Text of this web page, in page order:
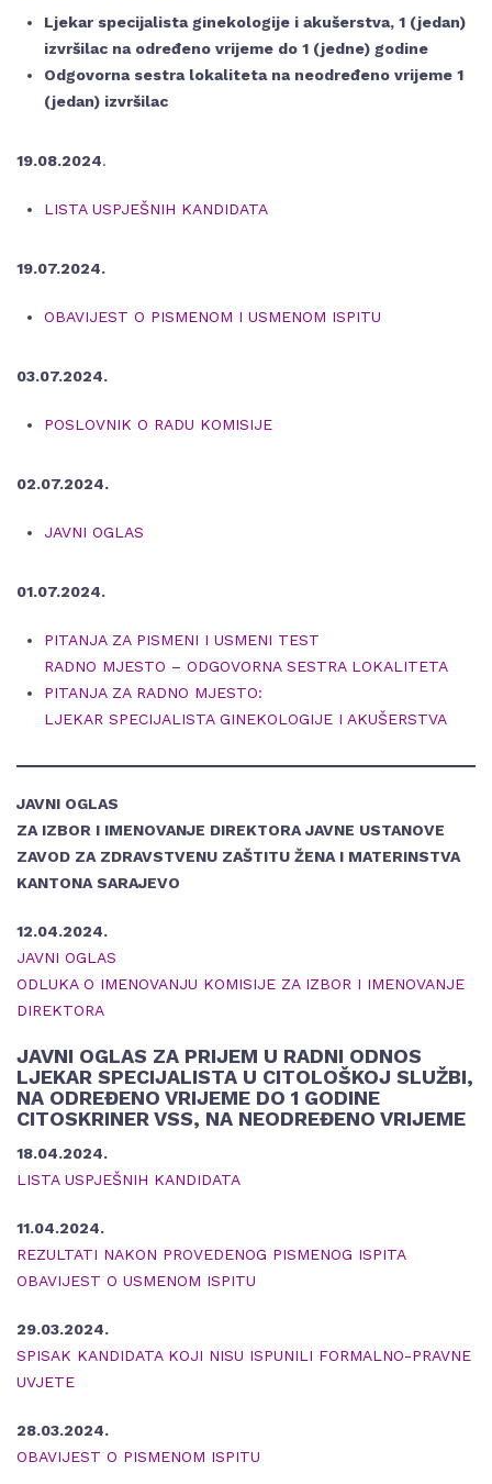
Ljekar specijalista ginekologije i akušerstva, 1 (jedan)
izvršilac na određeno vrijeme do 1 (jedne) godine
Odgovorna sestra lokaliteta na neodređeno vrijeme 1
(jedan) izvršilac
19.08.2024.
LISTA USPJEŠNIH KANDIDATA
19.07.2024.
OBAVIJEST O PISMENOM I USMENOM ISPITU
03.07.2024.
POSLOVNIK O RADU KOMISIJE
02.07.2024.
JAVNI OGLAS
01.07.2024.
PITANJA ZA PISMENI I USMENI TEST
RADNO MJESTO – ODGOVORNA SESTRA LOKALITETA
PITANJA ZA RADNO MJESTO:
LJEKAR SPECIJALISTA GINEKOLOGIJE I AKUŠERSTVA
JAVNI OGLAS
ZA IZBOR I IMENOVANJE DIREKTORA JAVNE USTANOVE
ZAVOD ZA ZDRAVSTVENU ZAŠTITU ŽENA I MATERINSTVA
KANTONA SARAJEVO
12.04.2024.
JAVNI OGLAS
ODLUKA O IMENOVANJU KOMISIJE ZA IZBOR I IMENOVANJE
DIREKTORA
JAVNI OGLAS ZA PRIJEM U RADNI ODNOS
LJEKAR SPECIJALISTA U CITOLOŠKOJ SLUŽBI,
NA ODREĐENO VRIJEME DO 1 GODINE
CITOSKRINER VSS, NA NEODREĐENO VRIJEME
18.04.2024.
LISTA USPJEŠNIH KANDIDATA
11.04.2024.
REZULTATI NAKON PROVEDENOG PISMENOG ISPITA
OBAVIJEST O USMENOM ISPITU
29.03.2024.
SPISAK KANDIDATA KOJI NISU ISPUNILI FORMALNO-PRAVNE
UVJETE
28.03.2024.
OBAVIJEST O PISMENOM ISPITU